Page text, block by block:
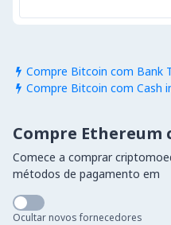
 Compre Bitcoin com Bank
 Compre Bitcoin com Cash
Compre Ethereum
Comece a comprar
métodos de pagamento em
Ocultar novos fornecedores